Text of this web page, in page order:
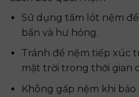
Sử dụng tấm lót nệm
bẩn và hư hỏng.
Tránh để nệm tiếp xúc
mặt trời trong thời gian
Không gấp nệm khi